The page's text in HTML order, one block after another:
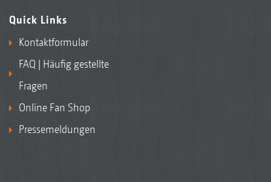
Quick Links
Kontaktformular
FAQ | Häufig gestellte
Fragen
Online Fan Shop
Pressemeldungen